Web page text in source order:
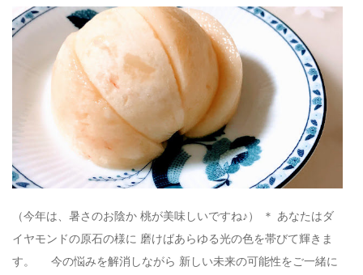
（今年は、暑さのお陰か 桃が美味しいですね♪） ＊ あなたはダ
イヤモンドの原石の様に 磨けばあらゆる光の色を帯びて輝きま
す。 今の悩みを解消しながら 新しい未来の可能性をご一緒に